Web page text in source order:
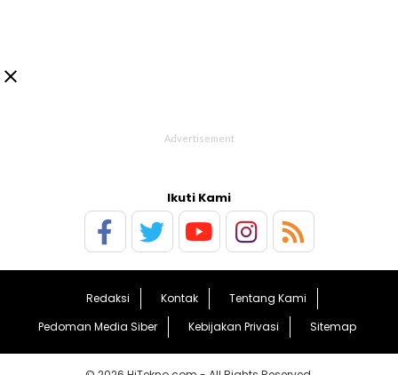

Ikuti Kami
Redaksi Kontak
Tentang Kami
Pedoman Media Siber
Kebijakan Privasi Sitemap